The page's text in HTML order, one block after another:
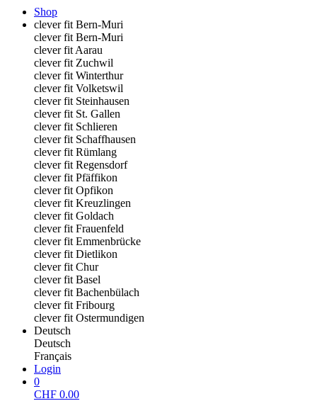
Shop
clever fit Bern-Muri
clever fit Bern-Muri
clever fit Aarau
clever fit Zuchwil
clever fit Winterthur
clever fit Volketswil
clever fit Steinhausen
clever fit St. Gallen
clever fit Schlieren
clever fit Schaffhausen
clever fit Rümlang
clever fit Regensdorf
clever fit Pfäffikon
clever fit Opfikon
clever fit Kreuzlingen
clever fit Goldach
clever fit Frauenfeld
clever fit Emmenbrücke
clever fit Dietlikon
clever fit Chur
clever fit Basel
clever fit Bachenbülach
clever fit Fribourg
clever fit Ostermundigen
Deutsch
Deutsch
Français
Login
0
CHF 0.00